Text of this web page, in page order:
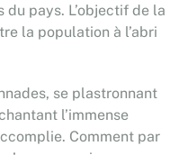
pays. L’objectif de la
la population à l’abri
se plastronnant
l’immense
Comment par